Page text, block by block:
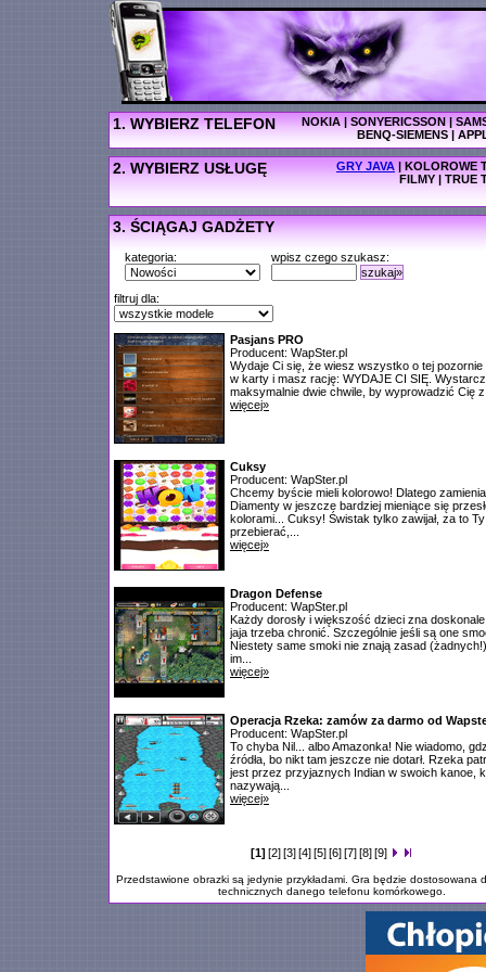
1. WYBIERZ TELEFON NOKIA|SONYERICSSON|
BENQ-SIEMENS|
2. WYBIERZ USŁUGĘ GRY JAVA | KOLOROWE
FILMY | TRUE
3. ŚCIĄGAJ GADŻETY
kategoria:
wpisz czego szukasz:
szukaj»
filtruj dla:
Pasjans PRO
Producent: WapSter.pl
Wydaje Ci się, że wiesz wszystko o tej
w karty i masz rację: WYDAJE CI SIĘ.
maksymalnie dwie chwile, by wyprowadzić Cię z
więcej»
Cuksy
Producent: WapSter.pl
Chcemy byście mieli kolorowo! Dlatego
Diamenty w jeszcze bardziej mieniące się
kolorami... Cuksy! Świstak tylko zawijał, za to
przebierać,...
więcej»
Dragon Defense
Producent: WapSter.pl
Każdy dorosły i większość dzieci zna
jaja trzeba chronić. Szczególnie jeśli są one
Niestety same smoki nie znają zasad
im...
więcej»
Operacja Rzeka: zamów za darmo od
Producent: WapSter.pl
To chyba Nil... albo Amazonka! Nie wiadomo,
źródła, bo nikt tam jeszcze nie dotarł. Rzeka
jest przez przyjaznych Indian w swoich kanoe,
nazywają...
więcej»
[1] [2][3][4][5][6][7][8][9]
Przedstawione obrazki są jedynie przykładami. Gra będzie dostosowana
technicznych danego telefonu komórkowego.